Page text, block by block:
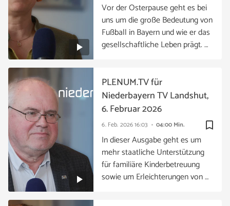
Vor der Osterpause geht es bei
uns um die große Bedeutung von
Fußball in Bayern und wie er das
gesellschaftliche Leben prägt. …
bookmark_border
6. Feb. 202616:03 04:00 Min.
PLENUM.TV für
Niederbayern TV Landshut,
6. Februar 2026
In dieser Ausgabe geht es um
mehr staatliche Unterstützung
für familiäre Kinderbetreuung
sowie um Erleichterungen von …